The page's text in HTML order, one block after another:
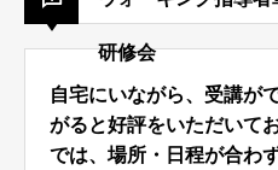
研修会
自宅にいながら、受講が
がると好評をいただいて
では、場所・日程が合わ